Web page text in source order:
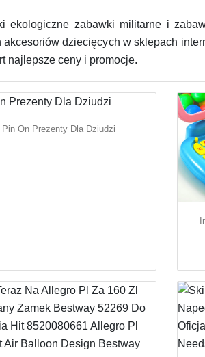
ekologiczne zabawki militarne i
dziecięcych w sklepach
najlepsze ceny i promocje.
Pin On Prezenty Dla Dziudzi